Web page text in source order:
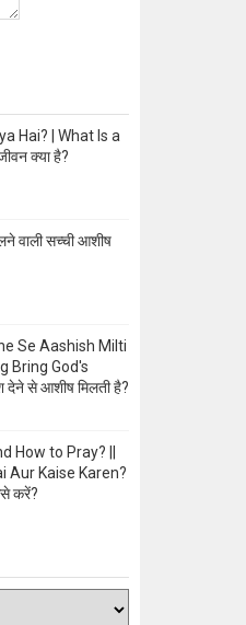
Hai? | What Is a
क्या है?
वाली सच्ची आशीष
Se Aashish Milti
Bring God's
से आशीष मिलती है?
How to Pray? ||
Aur Kaise Karen?
करें?